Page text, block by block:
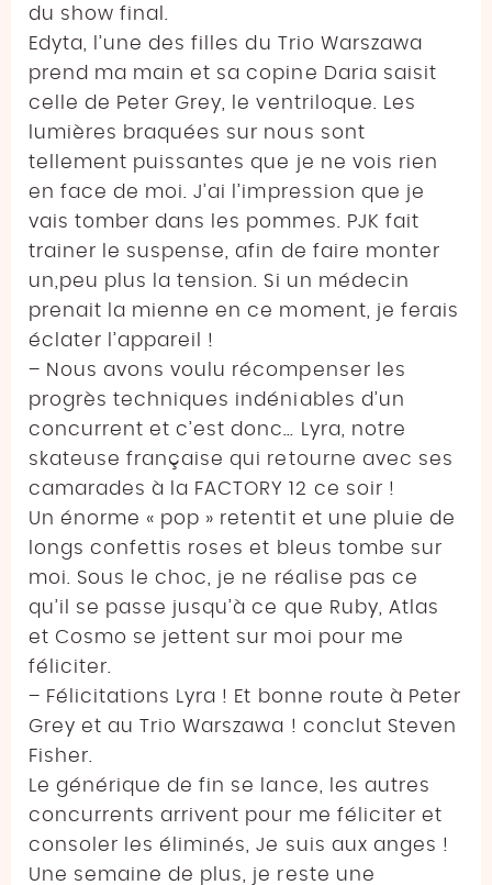
du show final.
Edyta, l’une des filles du Trio Warszawa
prend ma main et sa copine Daria saisit
celle de Peter Grey, le ventriloque. Les
lumières braquées sur nous sont
tellement puissantes que je ne vois rien
en face de moi. J’ai l’impression que je
vais tomber dans les pommes. PJK fait
trainer le suspense, afin de faire monter
un,peu plus la tension. Si un médecin
prenait la mienne en ce moment, je ferais
éclater l’appareil !
– Nous avons voulu récompenser les
progrès techniques indéniables d’un
concurrent et c’est donc… Lyra, notre
skateuse française qui retourne avec ses
camarades à la FACTORY 12 ce soir !
Un énorme « pop » retentit et une pluie de
longs confettis roses et bleus tombe sur
moi. Sous le choc, je ne réalise pas ce
qu’il se passe jusqu’à ce que Ruby, Atlas
et Cosmo se jettent sur moi pour me
féliciter.
– Félicitations Lyra ! Et bonne route à Peter
Grey et au Trio Warszawa ! conclut Steven
Fisher.
Le générique de fin se lance, les autres
concurrents arrivent pour me féliciter et
consoler les éliminés, Je suis aux anges !
Une semaine de plus, je reste une